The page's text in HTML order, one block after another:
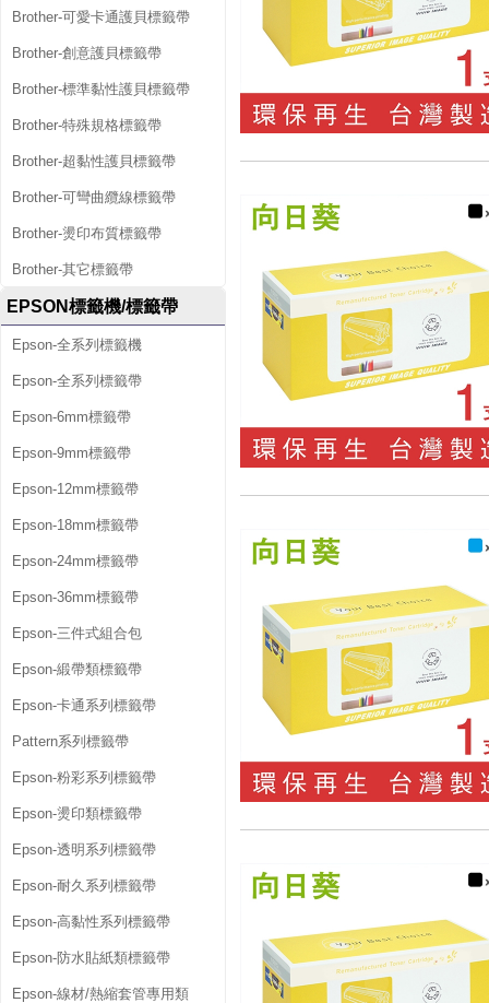
Brother-可愛卡通護貝標籤帶
Brother-創意護貝標籤帶
Brother-標準黏性護貝標籤帶
Brother-特殊規格標籤帶
Brother-超黏性護貝標籤帶
Brother-可彎曲纜線標籤帶
Brother-燙印布質標籤帶
Brother-其它標籤帶
EPSON標籤機/標籤帶
Epson-全系列標籤機
Epson-全系列標籤帶
Epson-6mm標籤帶
Epson-9mm標籤帶
Epson-12mm標籤帶
Epson-18mm標籤帶
Epson-24mm標籤帶
Epson-36mm標籤帶
Epson-三件式組合包
Epson-緞帶類標籤帶
Epson-卡通系列標籤帶
Pattern系列標籤帶
Epson-粉彩系列標籤帶
Epson-燙印類標籤帶
Epson-透明系列標籤帶
Epson-耐久系列標籤帶
Epson-高黏性系列標籤帶
Epson-防水貼紙類標籤帶
Epson-線材/熱縮套管專用類